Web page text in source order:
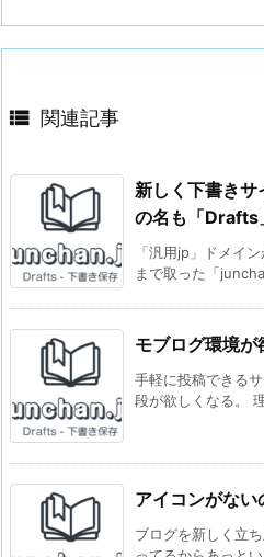
 関連記事
新しく下書き
の名も「Drafts
「汎用jp」ドメイ
まで取った「
モブログ環境が
手軽に投稿できる
段が欲しくなる。
アイコンがない
ブログを新しく立